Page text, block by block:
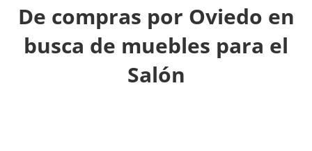
De compras por Oviedo en
busca de muebles para el
Salón